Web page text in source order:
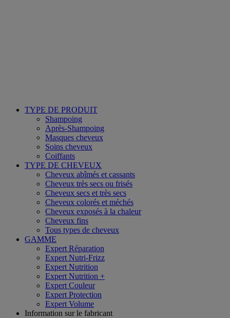
TYPE DE PRODUIT
Shampoing
Après-Shampoing
Masques cheveux
Soins cheveux
Coiffants
TYPE DE CHEVEUX
Cheveux abîmés et cassants
Cheveux très secs ou frisés
Cheveux secs et très secs
Cheveux colorés et méchés
Cheveux exposés à la chaleur
Cheveux fins
Tous types de cheveux
GAMME
Expert Réparation
Expert Nutri-Frizz
Expert Nutrition
Expert Nutrition +
Expert Couleur
Expert Protection
Expert Volume
Information sur le fabricant